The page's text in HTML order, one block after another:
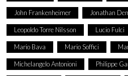
John Frankenheimer Jonathan
Leopoldo Torre Nilsson Lucio Fulci
Mario Bava Mario Soffici
Michelangelo Antonioni Philippe